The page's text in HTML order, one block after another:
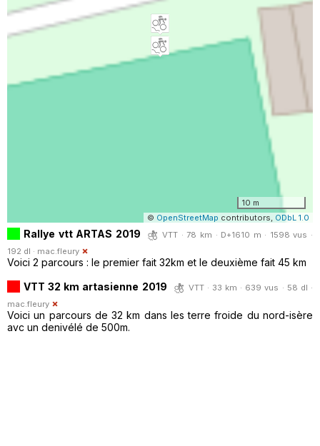
10 m
© OpenStreetMap contributors, ODbL 1.0
Rallye vtt ARTAS 2019
VTT · 78 km · D+1610 m · 1598 vus ·
192 dl · mac.fleury
Voici 2 parcours : le premier fait 32km et le deuxième fait 45 km
VTT 32 km artasienne 2019
VTT · 33 km · 639 vus · 58 dl ·
mac.fleury
Voici un parcours de 32 km dans les terre froide du nord-isère
avc un denivélé de 500m.